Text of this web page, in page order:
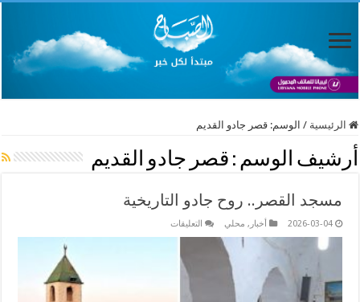
الرئيسية / الوسم:قصر جادو القديم
أرشيف الوسم : قصر جادو القديم
مسجد القصر.. روح جادو التاريخية
2026-03-04 أخبار , محلي التعليقات